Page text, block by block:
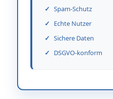
Spam-Schutz
Echte Nutzer
Sichere Daten
DSGVO-konform